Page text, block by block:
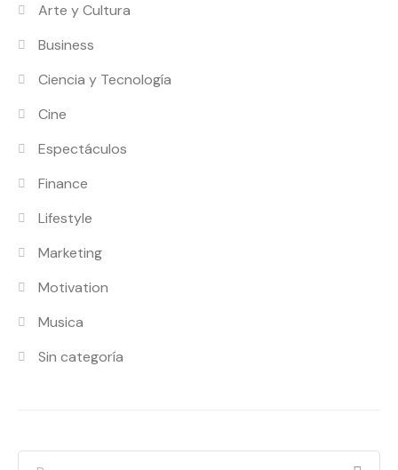
Arte y Cultura
Business
Ciencia y Tecnología
Cine
Espectáculos
Finance
Lifestyle
Marketing
Motivation
Musica
Sin categoría